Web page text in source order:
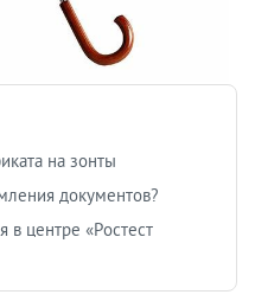
на зонты
документов?
центре «Ростест